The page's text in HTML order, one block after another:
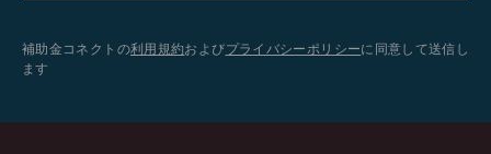
補助金コネクトの利用規約およびプライバシーポリシーに同意して送信し
ます